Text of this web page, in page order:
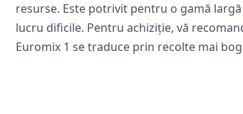
resurse. Este potrivit pentru o gamă
lucru dificile. Pentru achiziție, vă
Euromix 1 se traduce prin recolte mai